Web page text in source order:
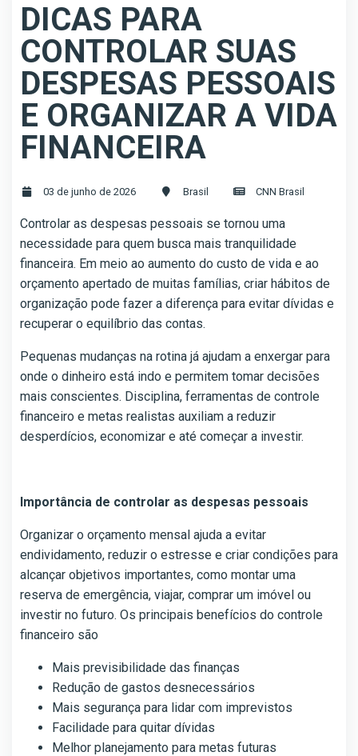
DICAS PARA
CONTROLAR SUAS
DESPESAS PESSOAIS
E ORGANIZAR A VIDA
FINANCEIRA
03 de junho de 2026 Brasil CNN Brasil
Controlar as despesas pessoais se tornou uma
necessidade para quem busca mais tranquilidade
financeira. Em meio ao aumento do custo de vida e ao
orçamento apertado de muitas famílias, criar hábitos de
organização pode fazer a diferença para evitar dívidas e
recuperar o equilíbrio das contas.
Pequenas mudanças na rotina já ajudam a enxergar para
onde o dinheiro está indo e permitem tomar decisões
mais conscientes. Disciplina, ferramentas de controle
financeiro e metas realistas auxiliam a reduzir
desperdícios, economizar e até começar a investir.
Importância de controlar as despesas pessoais
Organizar o orçamento mensal ajuda a evitar
endividamento, reduzir o estresse e criar condições para
alcançar objetivos importantes, como montar uma
reserva de emergência, viajar, comprar um imóvel ou
investir no futuro. Os principais benefícios do controle
financeiro são
Mais previsibilidade das finanças
Redução de gastos desnecessários
Mais segurança para lidar com imprevistos
Facilidade para quitar dívidas
Melhor planejamento para metas futuras